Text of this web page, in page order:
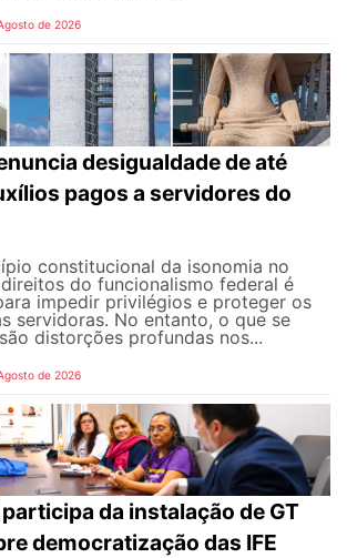
de 2026
desigualdade de até
pagos a servidores do
constitucional da isonomia no
do funcionalismo federal é
impedir privilégios e proteger os
servidoras. No entanto, o que se
distorções profundas nos...
de 2026
da instalação de GT
democratização das IFE